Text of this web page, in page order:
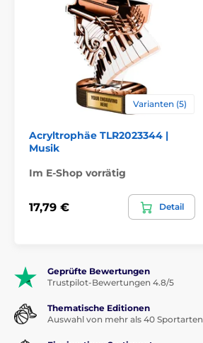
Varianten (5)
Acryltrophäe TLR2023344 |
Musik
Im E-Shop vorrätig
17,79 € Detail
Geprüfte Bewertungen
Trustpilot-Bewertungen 4.8/5
Thematische Editionen
Auswahl von mehr als 40 Sportarten